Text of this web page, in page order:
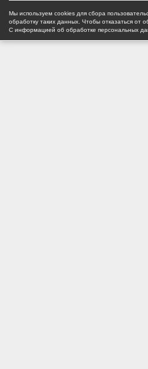
Мы используем cookies для сбора
обработку таких данных. Чтобы отказаться от
С информацией об обработке персональных